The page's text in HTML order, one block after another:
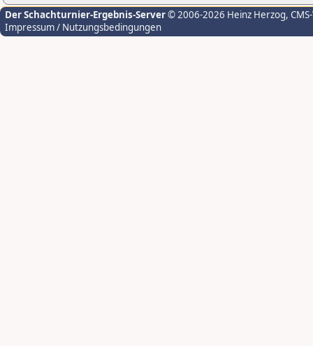
Der Schachturnier-Ergebnis-Server© 2006-2026 Heinz Herzog,
Impressum / Nutzungsbedingungen